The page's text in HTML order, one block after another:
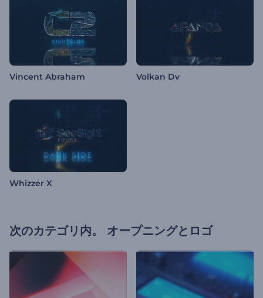
Vincent Abraham Volkan Dv
Whizzer X
次のカテゴリ内。 オープニングとロゴ